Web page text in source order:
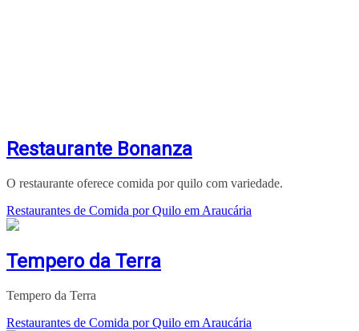
Restaurante Bonanza
O restaurante oferece comida por quilo com variedade.
Restaurantes de Comida por Quilo em Araucária
Tempero da Terra
Tempero da Terra
Restaurantes de Comida por Quilo em Araucária